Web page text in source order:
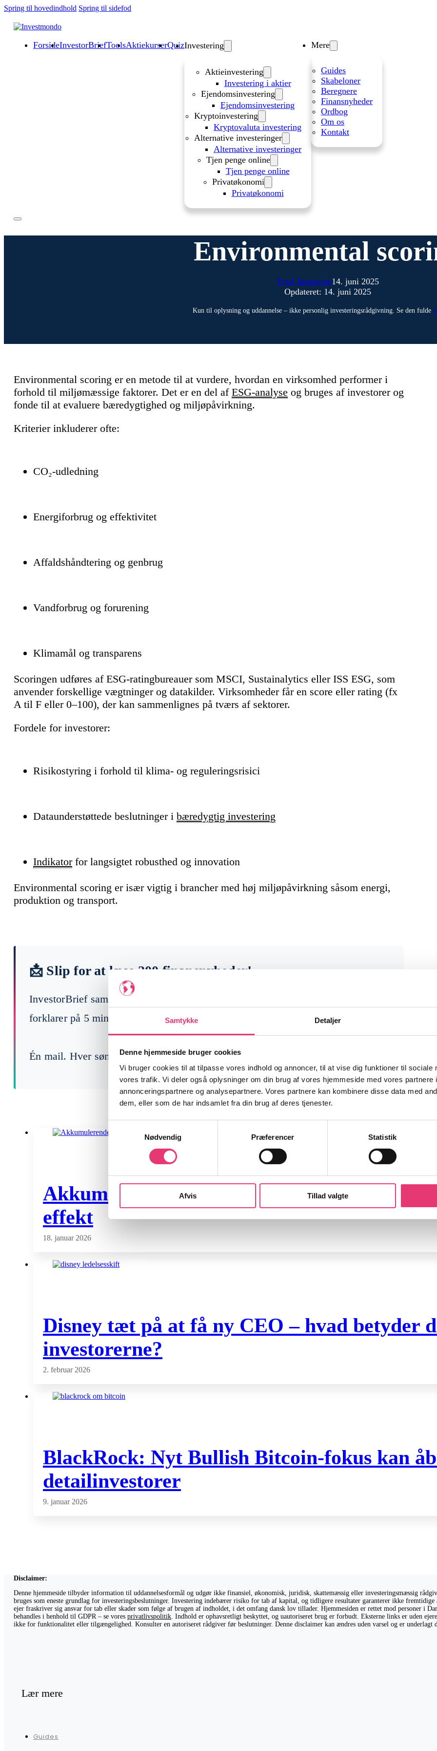
Samtykke Detaljer
Denne hjemmeside bruger cookies
Vi bruger cookies til at tilpasse vores indhold og annoncer, til at vise dig funktioner til sociale
vores trafik. Vi deler også oplysninger om din brug af vores hjemmeside med vores partnere
annonceringspartnere og analysepartnere. Vores partnere kan kombinere disse data med
dem, eller som de har indsamlet fra din brug af deres tjenester.
Nødvendig
Præferencer Statistik
Afvis Tillad valgte
Spring til hovedindhold Spring til sidefod
ForsideInvestorBriefToolsAktiekurserQuizInvestering
Aktieinvestering
Investering i aktier
Ejendomsinvestering
Ejendomsinvestering
Kryptoinvestering
Kryptovaluta investering
Alternative investeringer
Alternative investeringer
Tjen penge online
Tjen penge online
Privatøkonomi
Privatøkonomi
Mere
Guides
Skabeloner
Beregnere
Finansnyheder
Ordbog
Om os
Kontakt
Environmental
Emil Jørgensen14. juni 2025
Opdateret: 14. juni 2025
Kun til oplysning og uddannelse – ikke personlig investeringsrådgivning. Se den fulde
Environmental scoring er en metode til at vurdere, hvordan en virksomhed performer i
forhold til miljømæssige faktorer. Det er en del af ESG-analyse og bruges af investorer og
fonde til at evaluere bæredygtighed og miljøpåvirkning.
Kriterier inkluderer ofte:
CO₂-udledning
Energiforbrug og effektivitet
Affaldshåndtering og genbrug
Vandforbrug og forurening
Klimamål og transparens
Scoringen udføres af ESG-ratingbureauer som MSCI, Sustainalytics eller ISS ESG, som
anvender forskellige vægtninger og datakilder. Virksomheder får en score eller rating (fx
A til F eller 0–100), der kan sammenlignes på tværs af sektorer.
Fordele for investorer:
Risikostyring i forhold til klima- og reguleringsrisici
Dataunderstøttede beslutninger i bæredygtig investering
Indikatorfor langsigtet robusthed og innovation
Environmental scoring er især vigtig i brancher med høj miljøpåvirkning såsom energi,
produktion og transport.
📩 Slip for at læse 200 finansnyheder!
InvestorBrief samler ugens vigtigste begivenheder fra finansmarkederne og
forklarer på 5 min, hvad der faktisk betyder noget for dig som investor.
Én mail. Hver søndag. Gratis.
Akkumulerende ETF forklaret – Skat,
effekt
18. januar 2026
Disney tæt på at få ny CEO – hvad betyder
investorerne?
2. februar 2026
BlackRock: Nyt Bullish Bitcoin-fokus kan
detailinvestorer
9. januar 2026
Disclaimer:
Denne hjemmeside tilbyder information til uddannelsesformål og udgør ikke finansiel, økonomisk, juridisk, skattemæssig eller investeringsmæssig
bruges som eneste grundlag for investeringsbeslutninger. Investering indebærer risiko for tab af kapital, og tidligere resultater garanterer ikke
ejer fraskriver sig ansvar for tab eller skader som følge af brugen af indholdet, i det omfang dansk lov tillader. Hjemmesiden er rettet mod personer i
behandles i henhold til GDPR – se vores privatlivspolitik. Indhold er ophavsretligt beskyttet, og uautoriseret brug er forbudt. Eksterne links er uden
ikke for funktionalitet eller tilgængelighed. Konsulter en autoriseret rådgiver før beslutninger. Denne disclaimer kan ændres uden varsel og er underlagt
Lær mere
Guides